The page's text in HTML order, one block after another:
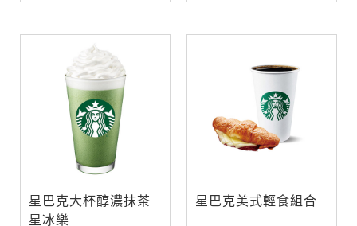
星巴克大杯醇濃抹茶
星冰樂
星巴克美式輕食組合